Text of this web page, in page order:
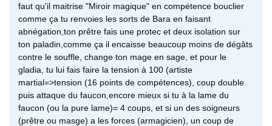
faut qu'il maitrise "Miroir magique" en compétence bouclier
comme ça tu renvoies les sorts de Bara en faisant
abnégation,ton prêtre fais une protec et deux isolation sur
ton paladin,comme ça il encaisse beaucoup moins de dégâts
contre le souffle, change ton mage en sage, et pour le
gladia, tu lui fais faire la tension à 100 (artiste
martial=>tension (16 points de compétences), coup double
puis attaque du faucon,encore mieux si tu à la lame du
faucon (ou la pure lame)= 4 coups, et si un des soigneurs
(prêtre ou masge) a les forces (armagicien), un coup de